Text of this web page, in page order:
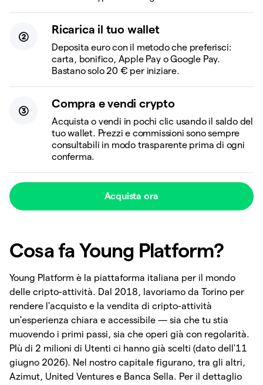
Ricarica il tuo wallet
Deposita euro con il metodo che preferisci:
carta, bonifico, Apple Pay o Google Pay.
Bastano solo 20 € per iniziare.
Compra e vendi crypto
Acquista o vendi in pochi clic usando il saldo del
tuo wallet. Prezzi e commissioni sono sempre
consultabili in modo trasparente prima di ogni
conferma.
Acquista ora
Cosa fa Young Platform?
Young Platform è la piattaforma italiana per il mondo
delle cripto-attività. Dal 2018, lavoriamo da Torino per
rendere l'acquisto e la vendita di cripto-attività
un'esperienza chiara e accessibile — sia che tu stia
muovendo i primi passi, sia che operi già con regolarità.
PIù di 2 milioni di Utenti ci hanno già scelti (dato dell'11
giugno 2026). Nel nostro capitale figurano, tra gli altri,
Azimut, United Ventures e Banca Sella. Per il dettaglio